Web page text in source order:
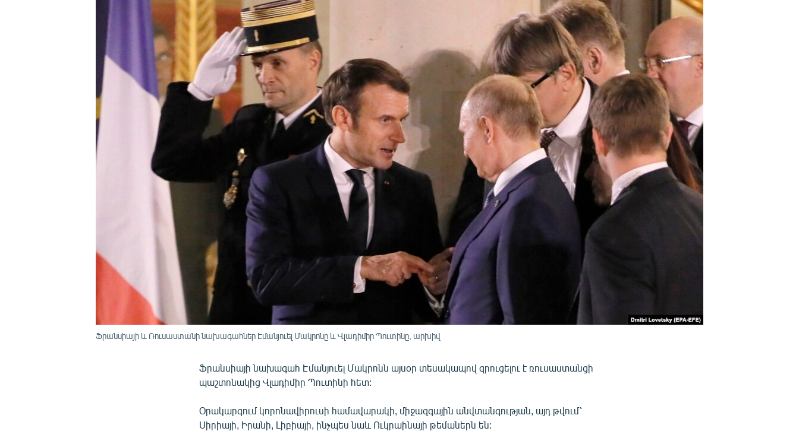
ՄԵԿՆԱԲԱՆՈՒԹՅՈՒՆ
Ֆրանսիայի և Ռուսաստանի նախագահներ Էմանյուել Մակրոնը և Վլադիմիր Պուտինը, արխիվ
Ֆրանսիայի նախագահ Էմանյուել Մակրոնն այսօր տեսակապով զրուցելու է ռուսաստանցի
պաշտոնակից Վլադիմիր Պուտինի հետ:
Օրակարգում կորոնավիրուսի համավարակի, միջազգային անվտանգության, այդ թվում՝
Սիրիայի, Իրանի, Լիբիայի, ինչպես նաև Ուկրաինայի թեմաներն են: